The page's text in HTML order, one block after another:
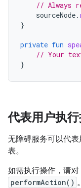
// Always
sourceNode.
}
private fun
// Your
}
代表用户执
无障碍服务可以代
表。
如需执行操作，请对
performAction() 。